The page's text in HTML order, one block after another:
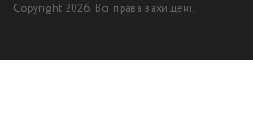
Copyright 2026. Всі права захищені.